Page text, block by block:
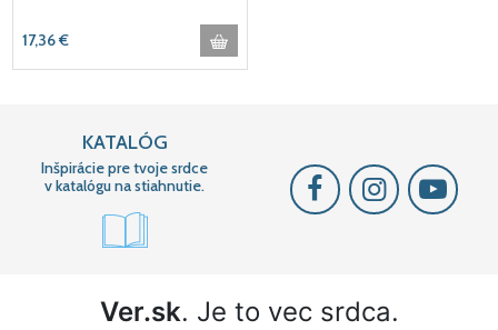
17,36€
KATALÓG
Inšpirácie pre tvoje srdce
v katalógu na stiahnutie.
Ver.sk. Je to vec srdca.